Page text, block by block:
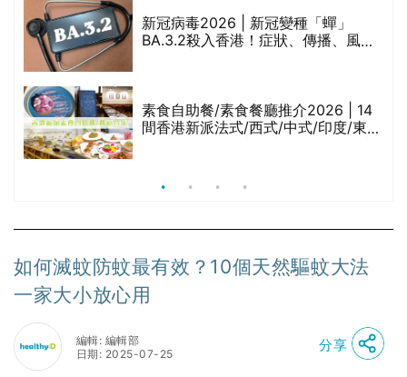
新冠病毒2026 | 新冠變種「蟬」
BA.3.2殺入香港！症狀、傳播、風險
素食自助餐/素食餐廳推介2026 | 14
間香港新派法式/西式/中式/印度/東南
如何滅蚊防蚊最有效？10個天然驅蚊大法
一家大小放心用
編輯: 編輯部
日期: 2025-07-25
分享